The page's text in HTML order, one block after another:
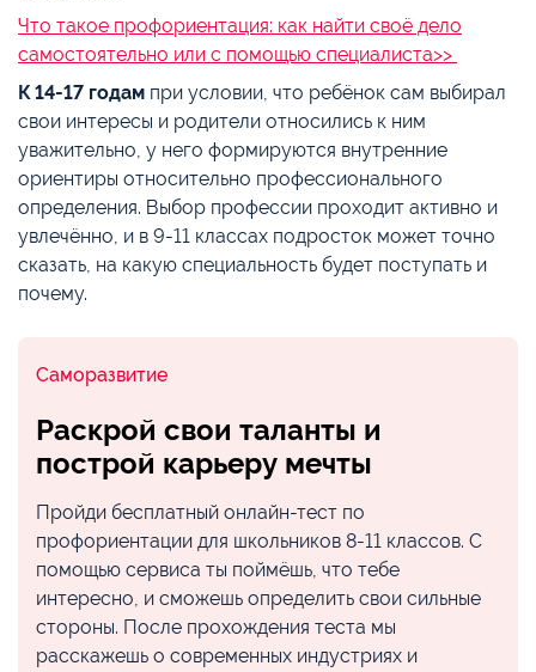
Что такое профориентация: как найти своё дело
самостоятельно или с помощью специалиста>>
К 14-17 годам при условии, что ребёнок сам выбирал
свои интересы и родители относились к ним
уважительно, у него формируются внутренние
ориентиры относительно профессионального
определения. Выбор профессии проходит активно и
увлечённо, и в 9-11 классах подросток может точно
сказать, на какую специальность будет поступать и
почему.
Саморазвитие
Раскрой свои таланты и
построй карьеру мечты
Пройди бесплатный онлайн-тест по
профориентации для школьников 8-11 классов. С
помощью сервиса ты поймёшь, что тебе
интересно, и сможешь определить свои сильные
стороны. После прохождения теста мы
расскажешь о современных индустриях и